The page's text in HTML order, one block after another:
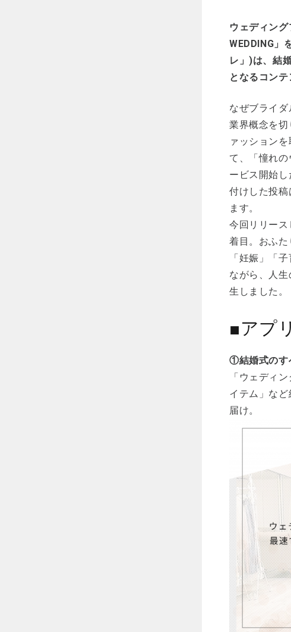
ウェディン
WEDDING」
レ」)は、結
となるコン
なぜブライ
業界概念を
ァッション
て、「憧れ
ービス開始
付けした投
ます。
今回リリース
着目。おふた
「妊娠」「
ながら、人
生しました。
■アプ
①結婚式のす
「ウェディ
イテム」な
届け。